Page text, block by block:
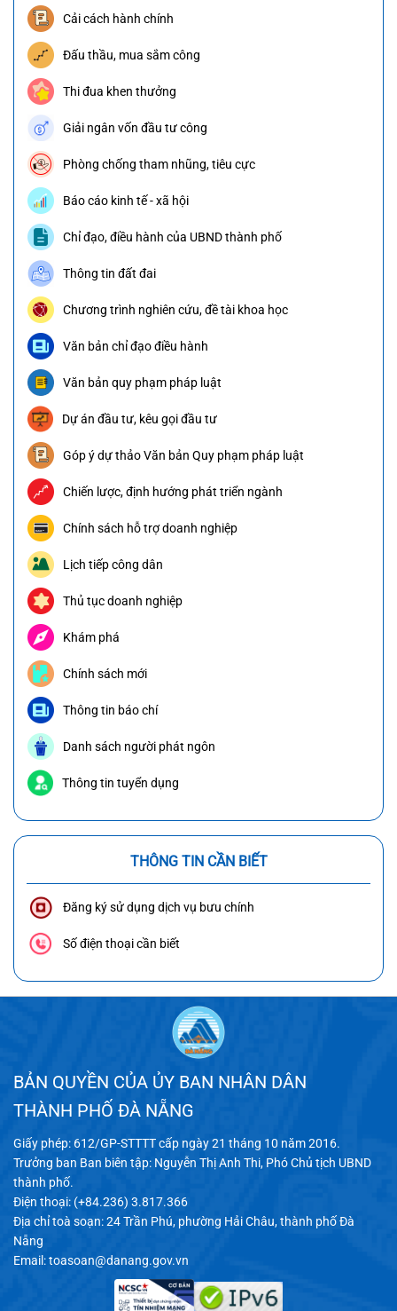
Cải cách hành chính
Đấu thầu, mua sắm công
Thi đua khen thưởng
Giải ngân vốn đầu tư công
Phòng chống tham nhũng, tiêu cực
Báo cáo kinh tế - xã hội
Chỉ đạo, điều hành của UBND thành phố
Thông tin đất đai
Chương trình nghiên cứu, đề tài khoa học
Văn bản chỉ đạo điều hành
Văn bản quy phạm pháp luật
Dự án đầu tư, kêu gọi đầu tư
Góp ý dự thảo Văn bản Quy phạm pháp luật
Chiến lược, định hướng phát triển ngành
Chính sách hỗ trợ doanh nghiệp
Lịch tiếp công dân
Thủ tục doanh nghiệp
Khám phá
Chính sách mới
Thông tin báo chí
Danh sách người phát ngôn
Thông tin tuyển dụng
THÔNG TIN CẦN BIẾT
Đăng ký sử dụng dịch vụ bưu chính
Số điện thoại cần biết
BẢN QUYỀN CỦA ỦY BAN NHÂN DÂN
THÀNH PHỐ ĐÀ NẴNG
Giấy phép: 612/GP-STTTT cấp ngày 21 tháng 10 năm 2016.
Trưởng ban Ban biên tập: Nguyễn Thị Anh Thi, Phó Chủ tịch UBND
thành phố.
Điện thoại: (+84.236) 3.817.366
Địa chỉ toà soạn: 24 Trần Phú, phường Hải Châu, thành phố Đà
Nẵng
Email:toasoan@danang.gov.vn